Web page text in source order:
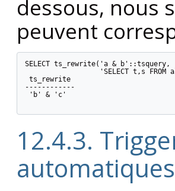
dessous, nous
peuvent
SELECT ts_rewrite('a & b'::tsquery,
'SELECT t,s FROM
ts_rewrite
------------
'b' & 'c'
12.4.3.
automatiques